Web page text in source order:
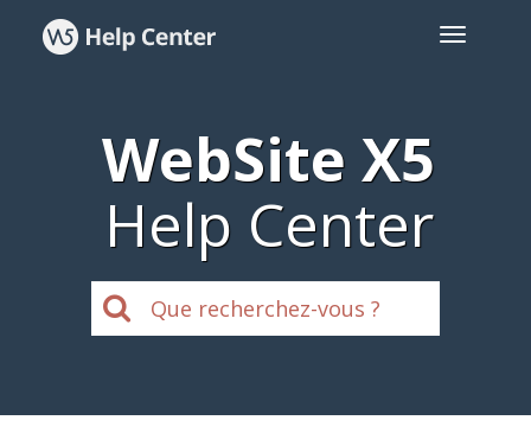
WebSite X5
Help Center